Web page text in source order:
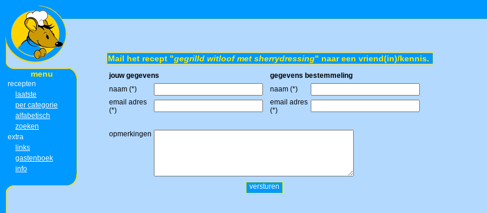
menu
recepten
laatste
per categorie
alfabetisch
zoeken
extra
links
gastenboek
info
Mail het recept "gegrilld witloof met sherrydressing" naar een vriend(in)/kennis.
jouw gegevens
gegevens bestemmeling
naam (*)
naam (*)
email adres
(*)
email adres
(*)
opmerkingen